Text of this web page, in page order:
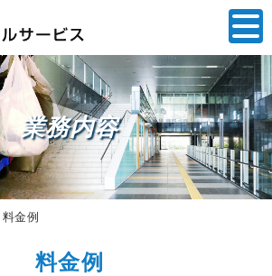
業務内容
金例
料金例